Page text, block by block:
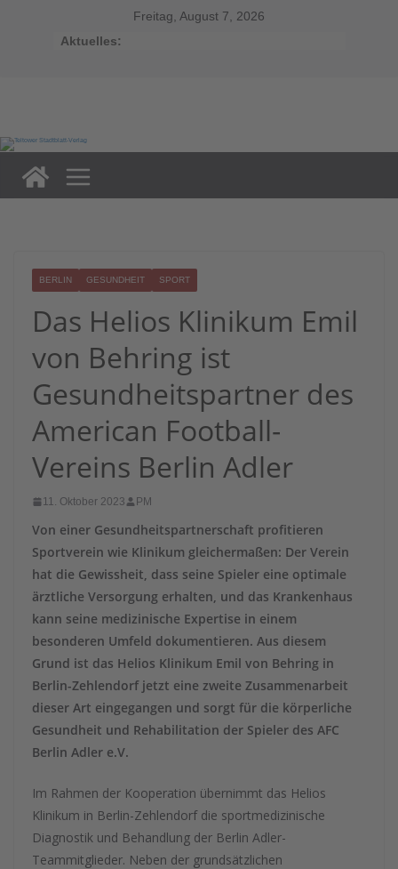
Freitag, August 7, 2026
Aktuelles:
BERLIN GESUNDHEIT SPORT
Das Helios Klinikum Emil
von Behring ist
Gesundheitspartner des
American Football-
Vereins Berlin Adler
11. Oktober 2023 PM
Von einer Gesundheitspartnerschaft profitieren
Sportverein wie Klinikum gleichermaßen: Der Verein
hat die Gewissheit, dass seine Spieler eine optimale
ärztliche Versorgung erhalten, und das Krankenhaus
kann seine medizinische Expertise in einem
besonderen Umfeld dokumentieren. Aus diesem
Grund ist das Helios Klinikum Emil von Behring in
Berlin-Zehlendorf jetzt eine zweite Zusammenarbeit
dieser Art eingegangen und sorgt für die körperliche
Gesundheit und Rehabilitation der Spieler des AFC
Berlin Adler e.V.
Im Rahmen der Kooperation übernimmt das Helios
Klinikum in Berlin-Zehlendorf die sportmedizinische
Diagnostik und Behandlung der Berlin Adler-
Teammitglieder. Neben der grundsätzlichen